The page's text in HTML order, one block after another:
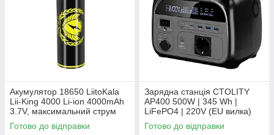
Акумулятор 18650 LiitoKala
Lii-King 4000 Li-ion 4000mAh
3.7V, максимальний струм
12A, перезаряджуваний
Готово до відправки
Зарядна станція CTOLITY
AP400 500W | 345 Wh |
LiFePO4 | 220V (EU вилка)
Готово до відправки